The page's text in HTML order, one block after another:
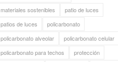
materiales sostenibles
patio de luces
patios de luces
policarbonato
policarbonato alveolar
policarbonato celular
policarbonato para techos
protección